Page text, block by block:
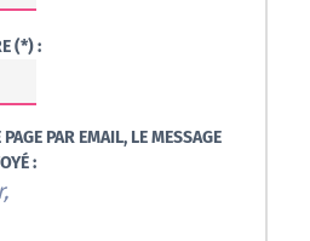
(*) :
PAR EMAIL, LE MESSAGE
: